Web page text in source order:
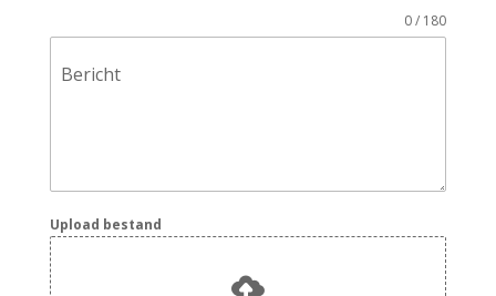
Bericht
0 / 180
Upload bestand